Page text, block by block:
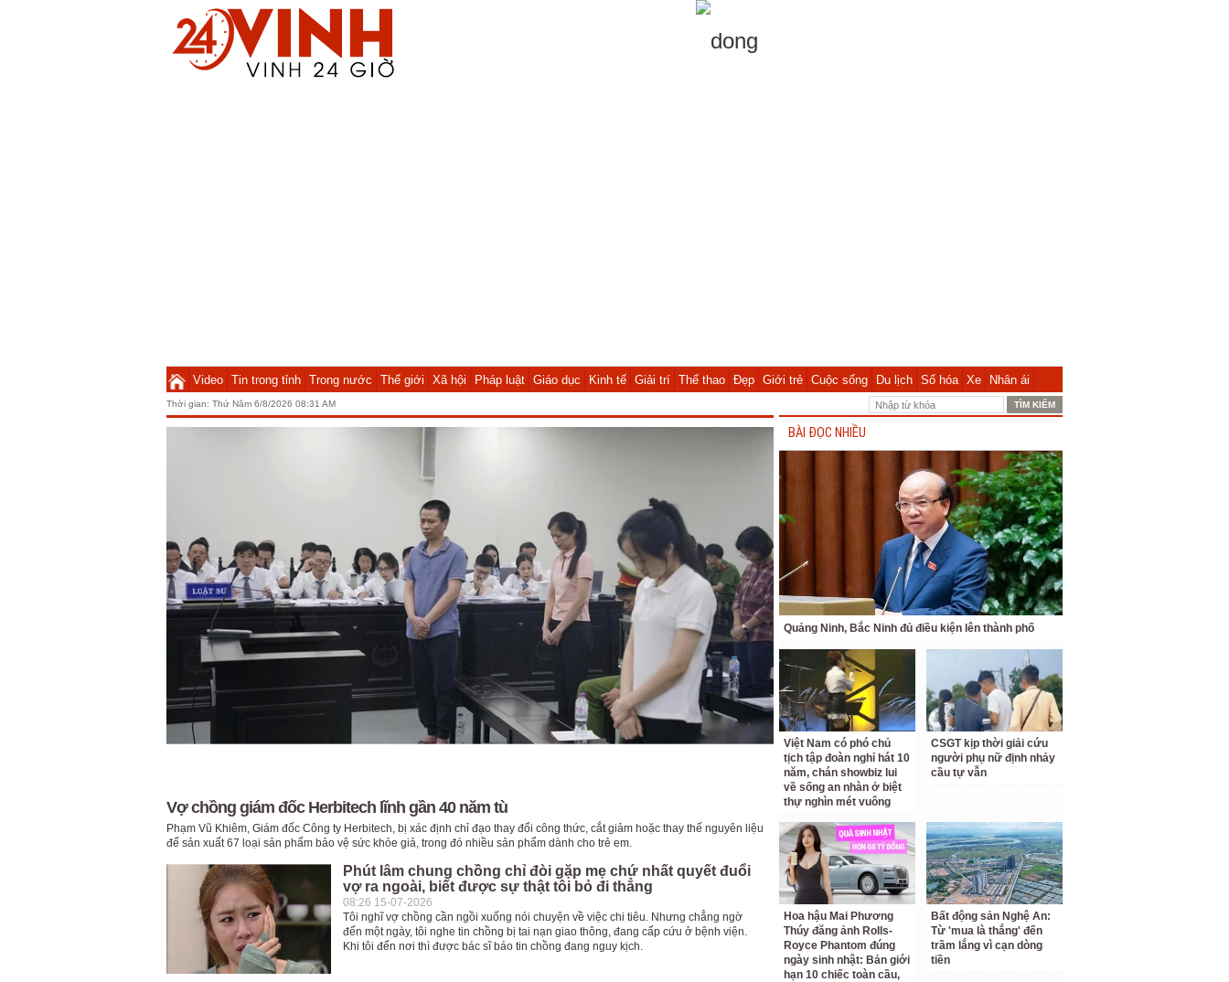
Video Tin trong tỉnh Trong nước Thế giới Xã hội Pháp luật Giáo dục Kinh tế Giải trí Thể thao Đẹp Giới trẻ Cuộc sống Du lịch Số hóa Xe Nhân ái
Thời gian: Thứ Năm 6/8/2026 08:31 AM
Vợ chồng giám đốc Herbitech lĩnh gần 40 năm tù
Phạm Vũ Khiêm, Giám đốc Công ty Herbitech, bị xác định chỉ đạo thay đổi công thức, cắt giảm hoặc thay thế nguyên liệu
để sản xuất 67 loại sản phẩm bảo vệ sức khỏe giả, trong đó nhiều sản phẩm dành cho trẻ em.
Phút lâm chung chồng chỉ đòi gặp mẹ chứ nhất quyết đuổi
vợ ra ngoài, biết được sự thật tôi bỏ đi thẳng
08:26 15-07-2026
Tôi nghĩ vợ chồng cần ngồi xuống nói chuyện về việc chi tiêu. Nhưng chẳng ngờ
đến một ngày, tôi nghe tin chồng bị tai nạn giao thông, đang cấp cứu ở bệnh viện.
Khi tôi đến nơi thì được bác sĩ báo tin chồng đang nguy kịch.
BÀI ĐỌC NHIỀU
Quảng Ninh, Bắc Ninh đủ điều kiện lên thành phố
Việt Nam có phó chủ
tịch tập đoàn nghỉ hát 10
năm, chán showbiz lui
về sống an nhàn ở biệt
thự nghìn mét vuông
CSGT kịp thời giải cứu
người phụ nữ định nhảy
cầu tự vẫn
Hoa hậu Mai Phương
Thúy đăng ảnh Rolls-
Royce Phantom đúng
ngày sinh nhật: Bản giới
hạn 10 chiếc toàn cầu,
Bất động sản Nghệ An:
Từ 'mua là thắng' đến
trầm lắng vì cạn dòng
tiền